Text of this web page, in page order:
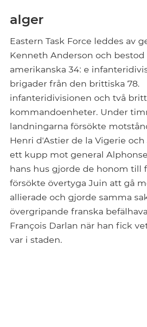
alger
Eastern Task Force leddes av
Kenneth Anderson och bestod
amerikanska 34: e
brigader från den brittiska 78.
infanteridivisionen och två
kommandoenheter. Under
landningarna försökte
Henri d'Astier de la Vigerie
ett kupp mot general
hans hus gjorde de honom till
försökte övertyga Juin att gå
allierade och gjorde samma
övergripande franska
François Darlan när han fick
var i staden.